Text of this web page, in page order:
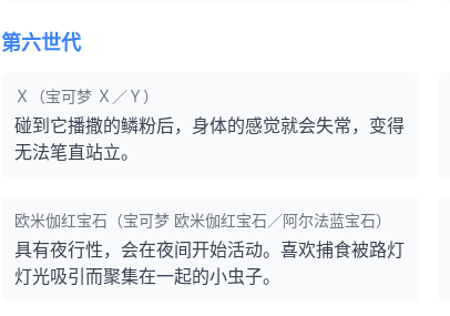
第六世代
Ｘ（宝可梦 Ｘ／Ｙ）
碰到它播撒的鳞粉后，身体的感觉就会失常，变得
无法笔直站立。
欧米伽红宝石（宝可梦 欧米伽红宝石／阿尔法蓝宝石）
具有夜行性，会在夜间开始活动。喜欢捕食被路灯
灯光吸引而聚集在一起的小虫子。